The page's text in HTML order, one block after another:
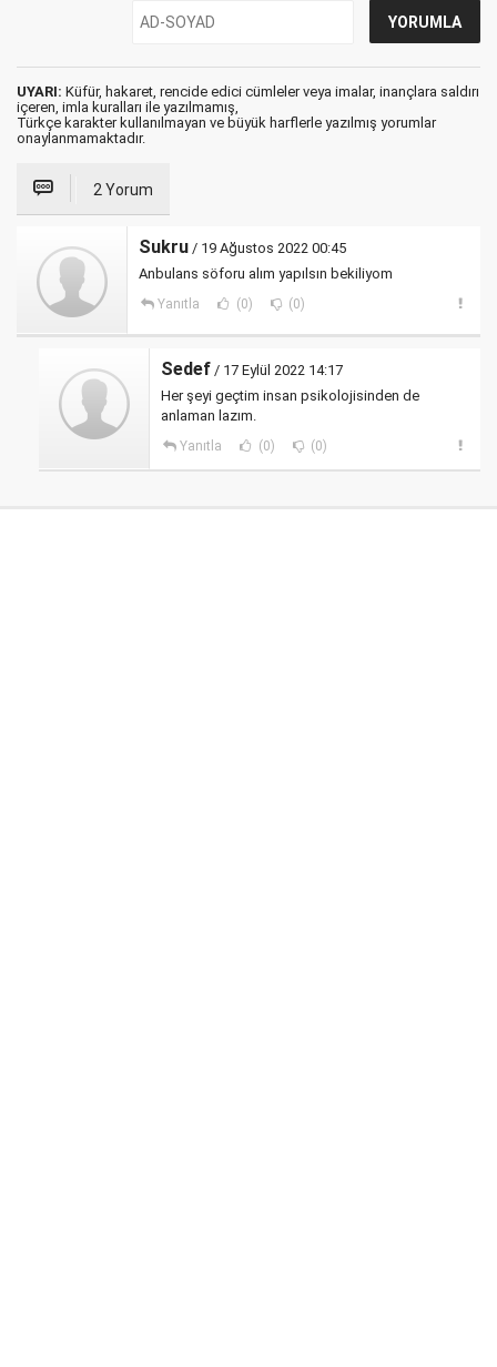
UYARI: Küfür, hakaret, rencide edici cümleler veya imalar, inançlara saldırı
içeren, imla kuralları ile yazılmamış,
Türkçe karakter kullanılmayan ve büyük harflerle yazılmış yorumlar
onaylanmamaktadır.
2 Yorum
Sukru / 19 Ağustos 2022 00:45
Anbulans söforu alım yapılsın bekiliyom
Yanıtla (0) (0)
Sedef / 17 Eylül 2022 14:17
Her şeyi geçtim insan psikolojisinden de
anlaman lazım.
Yanıtla (0) (0)